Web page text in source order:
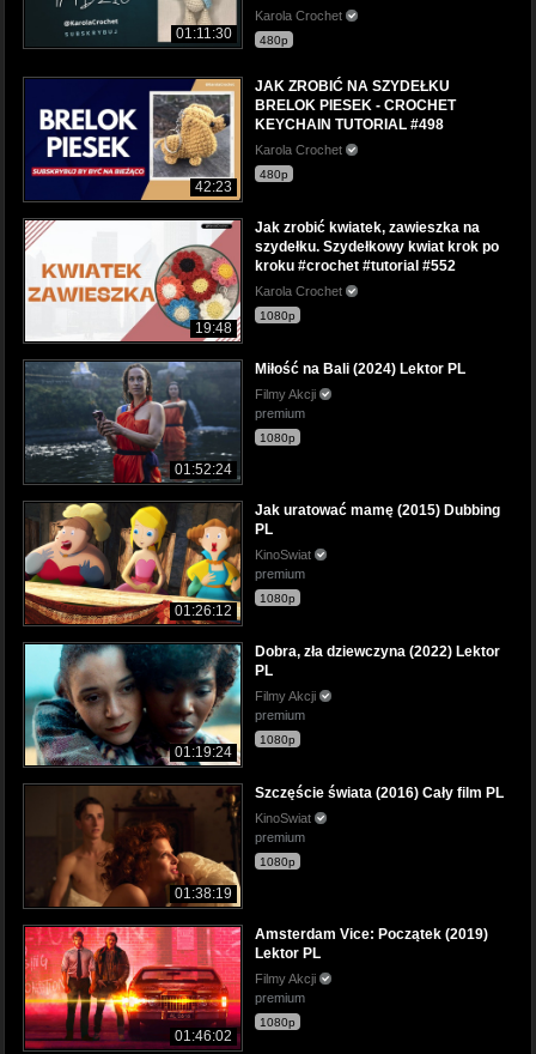
01:11:30
Karola Crochet
480p
42:23
JAK ZROBIĆ NA SZYDEŁKU
BRELOK PIESEK - CROCHET
KEYCHAIN TUTORIAL #498
Karola Crochet
480p
19:48
Jak zrobić kwiatek, zawieszka na
szydełku. Szydełkowy kwiat krok po
kroku #crochet #tutorial #552
Karola Crochet
1080p
01:52:24
Miłość na Bali (2024) Lektor PL
Filmy Akcji
premium
1080p
01:26:12
Jak uratować mamę (2015) Dubbing
PL
KinoSwiat
premium
1080p
01:19:24
Dobra, zła dziewczyna (2022) Lektor
PL
Filmy Akcji
premium
1080p
01:38:19
Szczęście świata (2016) Cały film PL
KinoSwiat
premium
1080p
01:46:02
Amsterdam Vice: Początek (2019)
Lektor PL
Filmy Akcji
premium
1080p